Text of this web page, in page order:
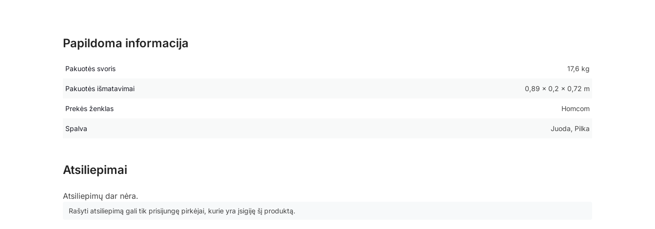
Papildoma informacija
Pakuotės svoris 17,6 kg
Pakuotės išmatavimai 0,89 × 0,2 × 0,72 m
Prekės ženklas Homcom
Spalva Juoda, Pilka
Atsiliepimai
Atsiliepimų dar nėra.
Rašyti atsiliepimą gali tik prisijungę pirkėjai, kurie yra įsigiję šį produktą.